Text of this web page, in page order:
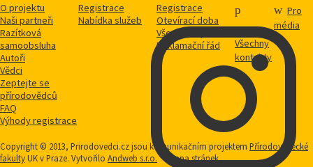
O projektu
Naši partneři
Razítková
samoobsluha
Autoři
Vědci
Zeptejte se
přírodovědců
FAQ
Výhody registrace
Registrace
Nabídka služeb
Registrace
Otevírací doba
Vše o nákupu
Reklamační řád
Všechny
kontakty
Pro
média
Copyright © 2013, Prirodovedci.cz jsou komunikačním projektem Přírodovědecké
fakultyUK v Praze. Vytvořilo Andweb s.r.o. Mapa stránek